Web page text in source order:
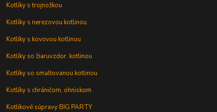
Kotlíky s trojnožkou
Kotlíky s nerezovou kotlinou
Kotlíky s kovovou kotlinou
Kotlíky so žiaruvzdor. kotlinou
Kotlíky so smaltovanou kotlinou
Kotlíky s chráničom, ohniskom
Kotlíkové súpravy BIG PARTY